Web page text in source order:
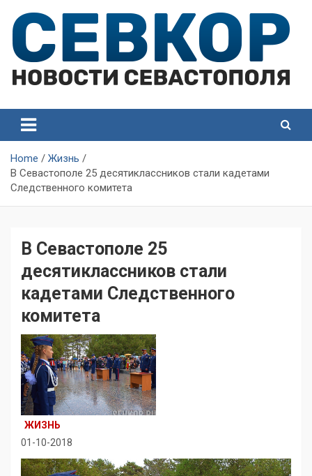
content
Севастополя
Севастополя
Home
Жизнь
В Севастополе 25 десятиклассников стали кадетами
Следственного комитета
В Севастополе 25
десятиклассников стали
кадетами Следственного
комитета
ЖИЗНЬ
01-10-2018